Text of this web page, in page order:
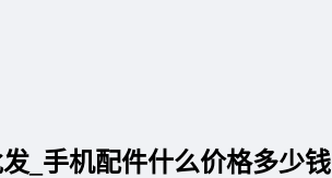
_手机配件什么价格多少钱